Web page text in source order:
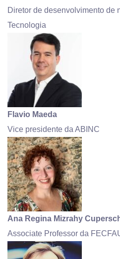
Diretor de desenvolvimento de
Tecnologia
Flavio Maeda
Vice presidente da ABINC
Ana Regina Mizrahy
Associate Professor da